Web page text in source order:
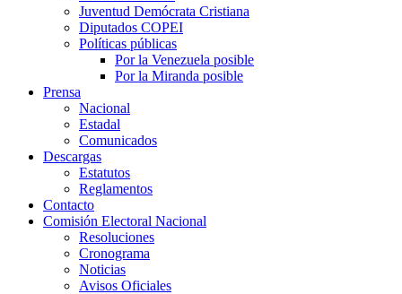
Juventud Demócrata Cristiana
Diputados COPEI
Políticas públicas
Por la Venezuela posible
Por la Miranda posible
Prensa
Nacional
Estadal
Comunicados
Descargas
Estatutos
Reglamentos
Contacto
Comisión Electoral Nacional
Resoluciones
Cronograma
Noticias
Avisos Oficiales